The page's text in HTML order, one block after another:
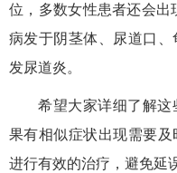
位，多数女性患者还会出
病发于阴茎体、尿道口
发尿道炎。
希望大家详细了解
果有相似症状出现需要
进行有效的治疗，避免延